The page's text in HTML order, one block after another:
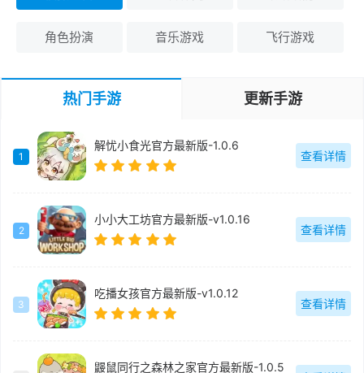
角色扮演 音乐游戏 飞行游戏
热门手游 更新手游
1
解忧小食光官方最新版-1.0.6
查看详情
2
小小大工坊官方最新版-v1.0.16
查看详情
3
吃播女孩官方最新版-v1.0.12
查看详情
鼹鼠同行之森林之家官方最新版-1.0.5